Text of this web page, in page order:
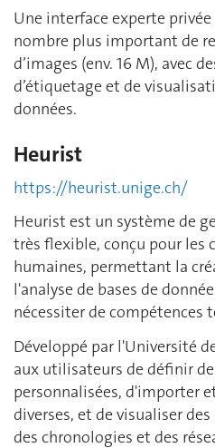
Une interface experte privée
nombre plus important de
d’images (env. 16 M), avec
d’étiquetage et de
données.
Heurist
https://heurist.unige.ch/
Heurist est un système de
très flexible, conçu pour les
humaines, permettant la
l'analyse de bases de
nécessiter de compétences
Développé par l'Université
aux utilisateurs de définir
personnalisées, d'importer
diverses, et de visualiser
des chronologies et des